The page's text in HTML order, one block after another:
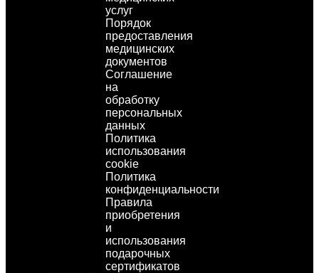
услуг
Порядок
предоставления
медицинских
документов
Соглашение
на
обработку
персональных
данных
Политика
использования
cookie
Политика
конфиденциальности
Правила
приобретения
и
использования
подарочных
сертификатов